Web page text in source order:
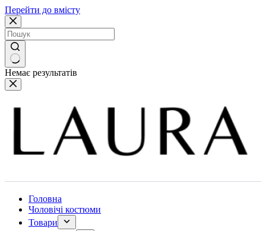
Перейти до вмісту
Немає результатів
Головна
Чоловічі костюми
Товари